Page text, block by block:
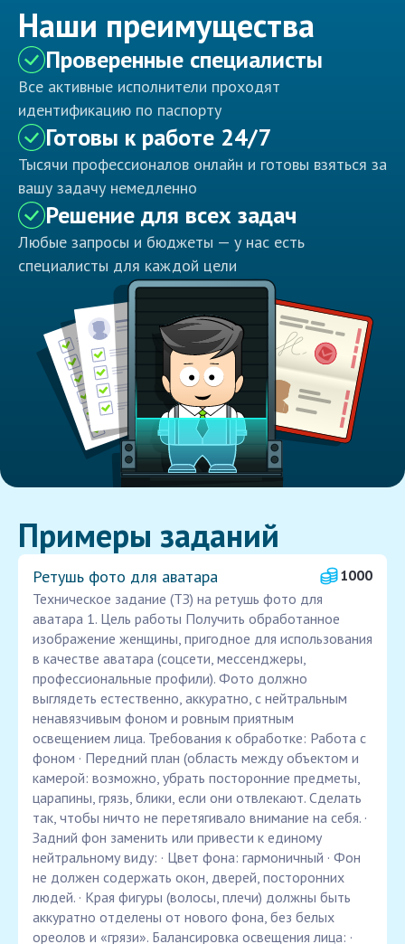
Наши преимущества
Проверенные специалисты
Все активные исполнители проходят
идентификацию по паспорту
Готовы к работе 24/7
Тысячи профессионалов онлайн и готовы взяться за
вашу задачу немедленно
Решение для всех задач
Любые запросы и бюджеты — у нас есть
специалисты для каждой цели
Примеры заданий
Ретушь фото для аватара
1000
Техническое задание (ТЗ) на ретушь фото для
аватара 1. Цель работы Получить обработанное
изображение женщины, пригодное для использования
в качестве аватара (соцсети, мессенджеры,
профессиональные профили). Фото должно
выглядеть естественно, аккуратно, с нейтральным
ненавязчивым фоном и ровным приятным
освещением лица. Требования к обработке: Работа с
фоном · Передний план (область между объектом и
камерой: возможно, убрать посторонние предметы,
царапины, грязь, блики, если они отвлекают. Сделать
так, чтобы ничто не перетягивало внимание на себя. ·
Задний фон заменить или привести к единому
нейтральному виду: · Цвет фона: гармоничный · Фон
не должен содержать окон, дверей, посторонних
людей. · Края фигуры (волосы, плечи) должны быть
аккуратно отделены от нового фона, без белых
ореолов и «грязи». Балансировка освещения лица: ·